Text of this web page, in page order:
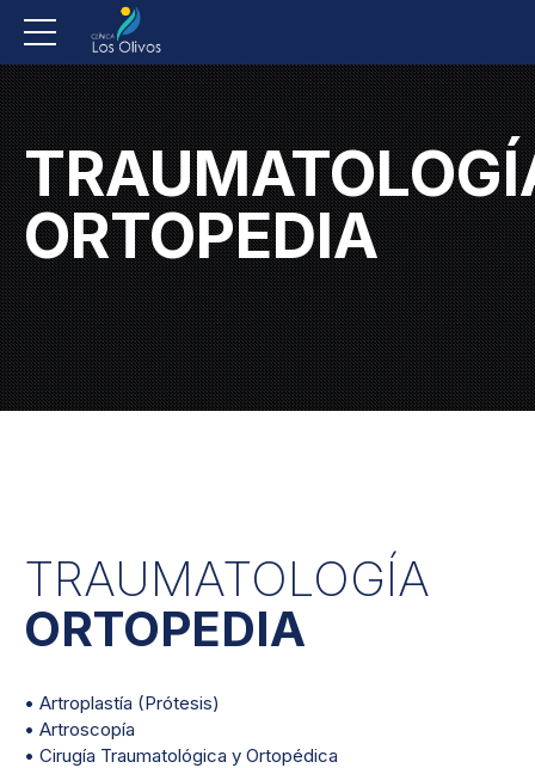
ORTOPEDIA
TRAUMATOLOGÍA
ORTOPEDIA
• Artroplastía (Prótesis)
• Artroscopía
• Cirugía Traumatológica y Ortopédica